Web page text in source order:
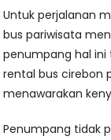
Untuk perjalanan
bus pariwisata
penumpang hal
rental bus cirebon
menawarakan
Penumpang tidak